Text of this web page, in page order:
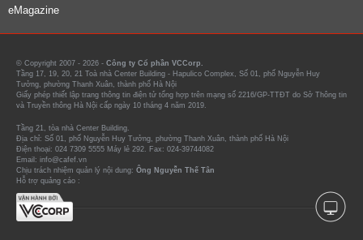
eMagazine
© Copyright 2007 - 2026 - Công ty Cổ phần VCCorp.
Tầng 17, 19, 20, 21 Toà nhà Center Building - Hapulico Complex, Số 01, phố Nguyễn Huy
Tưởng, phường Thanh Xuân, thành phố Hà Nội
Giấy phép thiết lập trang thông tin điện tử tổng hợp trên mạng số 2216/GP-TTĐT do Sở Thông tin
và Truyền thông Hà Nội cấp ngày 10 tháng 4 năm 2019.
Tầng 21, tòa nhà Center Building.
Địa chỉ: Số 01, phố Nguyễn Huy Tưởng, phường Thanh Xuân, thành phố Hà Nội
Điện thoại: 024 7309 5555 Máy lẻ 292. Fax: 024-39744082
Email: info@cafef.vn
Chịu trách nhiệm quản lý nội dung: Ông Nguyễn Thế Tân
Hỗ trợ quảng cáo :